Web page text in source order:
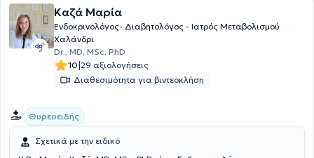
Καζά Μαρία
Ενδοκρινολόγος- Διαβητολόγος - Ιατρός Μεταβολισμού
Χαλάνδρι
Dr., MD, MSc, PhD
10|29 αξιολογήσεις
Διαθεσιμότητα για βιντεοκλήση
Θυρεοειδής
Σχετικά με την ειδικό